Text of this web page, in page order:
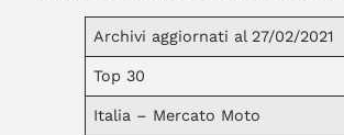
Archivi aggiornati al 27/02/2021
Top 30
Italia – Mercato Moto